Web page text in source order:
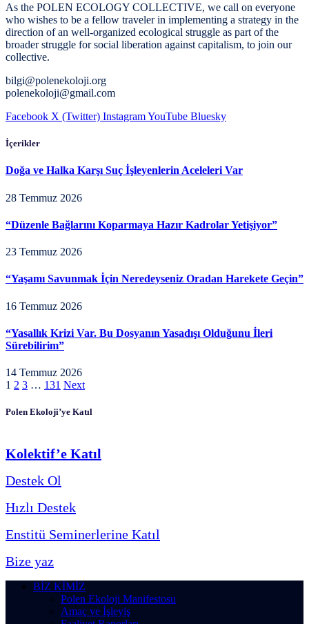
As the POLEN ECOLOGY COLLECTIVE, we call on everyone
who wishes to be a fellow traveler in implementing a strategy in the
direction of an well-organized ecological struggle as part of the
broader struggle for social liberation against capitalism, to join our
collective.
bilgi@polenekoloji.org
polenekoloji@gmail.com
Facebook X (Twitter) InstagramYouTube Bluesky
İçerikler
Doğa ve Halka Karşı Suç İşleyenlerin Aceleleri Var
28 Temmuz 2026
“Düzenle Bağlarını Koparmaya Hazır Kadrolar Yetişiyor”
23 Temmuz 2026
“Yaşamı Savunmak İçin Neredeyseniz Oradan Harekete Geçin”
16 Temmuz 2026
“Yasallık Krizi Var. Bu Dosyanın Yasadışı Olduğunu İleri
Sürebilirim”
14 Temmuz 2026
1 2 3 … 131 Next
Polen Ekoloji’ye Katıl
Kolektif’e Katıl
Destek Ol
Hızlı Destek
Enstitü Seminerlerine Katıl
Bize yaz
BİZ KİMİZ
Polen Ekoloji Manifestosu
Amaç ve İşleyiş